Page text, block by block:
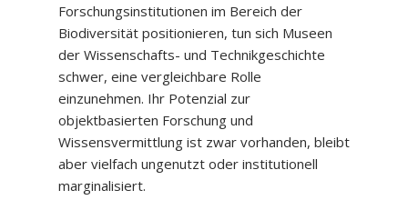
Forschungsinstitutionen im Bereich der
Biodiversität positionieren, tun sich Museen
der Wissenschafts- und Technikgeschichte
schwer, eine vergleichbare Rolle
einzunehmen. Ihr Potenzial zur
objektbasierten Forschung und
Wissensvermittlung ist zwar vorhanden, bleibt
aber vielfach ungenutzt oder institutionell
marginalisiert.